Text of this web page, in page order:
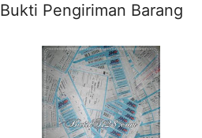
Bukti Pengiriman Barang